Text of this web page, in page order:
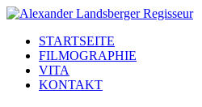
STARTSEITE
FILMOGRAPHIE
VITA
KONTAKT